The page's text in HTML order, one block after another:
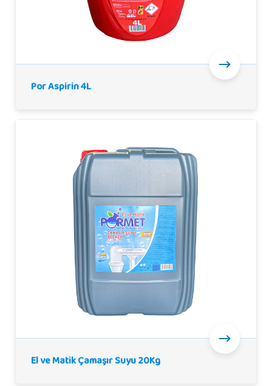
Por Aspirin 4L
El ve Matik Çamaşır Suyu 20Kg